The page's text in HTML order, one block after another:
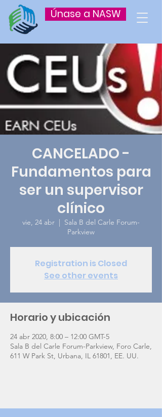
Únase a NASW
CANCELADO -
Fundamentos para
ser un supervisor
clínico
vie, 24 abr
  |
Sala B del Carle Forum-
Parkview
Registration is Closed
See other events
Horario y ubicación
24 abr 2020, 8:00 – 12:00 GMT-5
Sala B del Carle Forum-Parkview, Foro Carle,
611 W Park St, Urbana, IL 61801, EE. UU.